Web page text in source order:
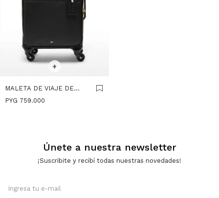
SELECCIONAR TALLE
+
MALETA DE VIAJE DE
NYLON CON COLGANTE -
PYG 759.000
Únete a nuestra newsletter
¡Suscribite y recibí todas nuestras novedades!